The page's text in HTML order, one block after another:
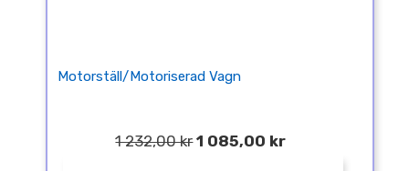
Motorställ/motoriserad Vagn
1 232,00 kr 1 085,00 kr